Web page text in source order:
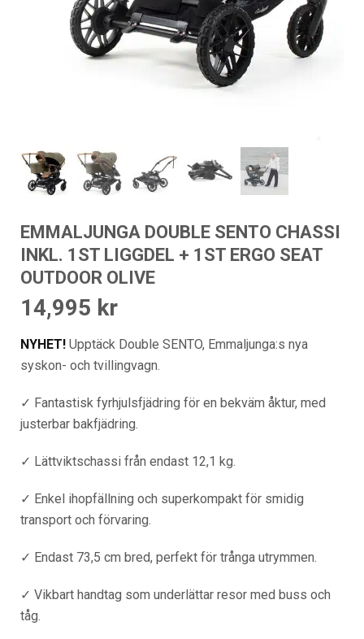
EMMALJUNGA DOUBLE SENTO CHASSI
INKL. 1ST LIGGDEL + 1ST ERGO SEAT
OUTDOOR OLIVE
14,995 kr
NYHET! Upptäck Double SENTO, Emmaljunga:s nya
syskon- och tvillingvagn.
✓ Fantastisk fyrhjulsfjädring för en bekväm åktur, med
justerbar bakfjädring.
✓ Lättviktschassi från endast 12,1 kg.
✓ Enkel ihopfällning och superkompakt för smidig
transport och förvaring.
✓ Endast 73,5 cm bred, perfekt för trånga utrymmen.
✓ Vikbart handtag som underlättar resor med buss och
tåg.